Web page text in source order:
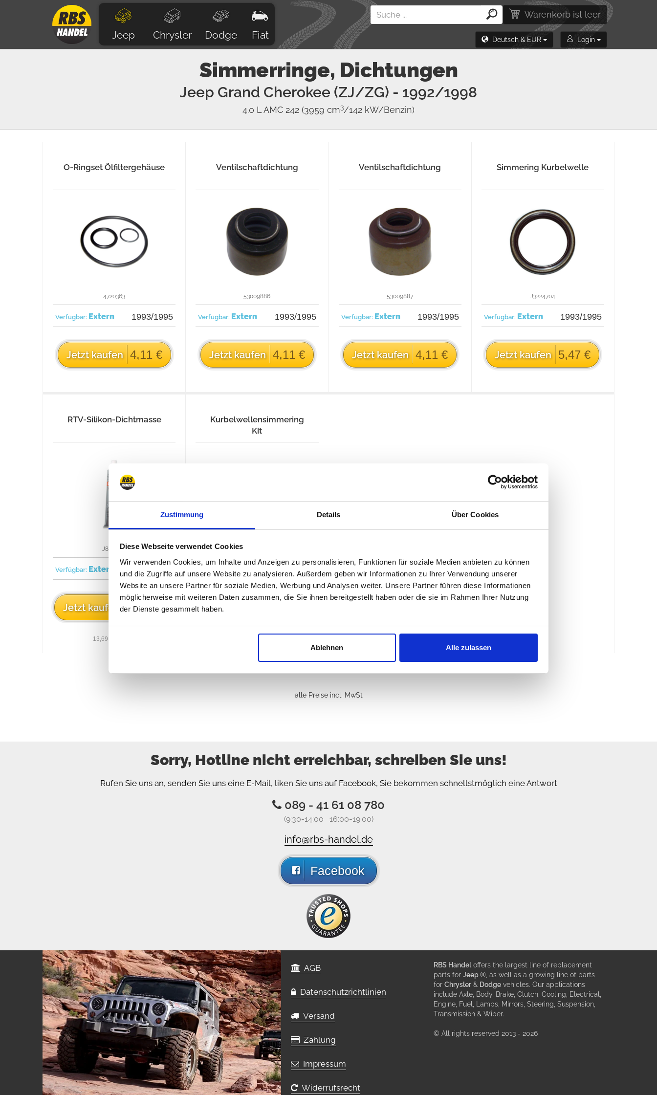
Zustimmung Details Über Cookies
Diese Webseite verwendet Cookies
Wir verwenden Cookies, um Inhalte und Anzeigen zu personalisieren, Funktionen für soziale Medien anbieten zu können
und die Zugriffe auf unsere Website zu analysieren. Außerdem geben wir Informationen zu Ihrer Verwendung unserer
Website an unsere Partner für soziale Medien, Werbung und Analysen weiter. Unsere Partner führen diese Informationen
möglicherweise mit weiteren Daten zusammen, die Sie ihnen bereitgestellt haben oder die sie im Rahmen Ihrer Nutzung
der Dienste gesammelt haben.
Ablehnen Alle zulassen
Jeep Chrysler Dodge Fiat
Warenkorb ist leer
Deutsch & EUR Login
Simmerringe, Dichtungen
Jeep Grand Cherokee (ZJ/ZG) - 1992/1998
4.0 L AMC 242 (3959 cm3/142 kW/Benzin)
O-Ringset Ölfiltergehäuse
4720363
Verfügbar: Extern 1993/1995
Jetzt kaufen 4,11 €
Ventilschaftdichtung
53009886
Verfügbar: Extern 1993/1995
Jetzt kaufen 4,11 €
Ventilschaftdichtung
53009887
Verfügbar: Extern 1993/1995
Jetzt kaufen 4,11 €
Simmering Kurbelwelle
J3224704
Verfügbar: Extern 1993/1995
Jetzt kaufen 5,47 €
RTV-Silikon-Dichtmasse
J8993317
Verfügbar: Extern 1993/1995
Jetzt kaufen 10,95 €
13,69 € / 100 ml
Kurbelwellensimmering
Kit
Verfügbar: Extern 1993/1995
Jetzt kaufen
alle Preise incl. MwSt
Sorry, Hotline nicht erreichbar, schreiben Sie uns!
Rufen Sie uns an, senden Sie uns eine E-Mail, liken Sie uns auf Facebook, Sie bekommen schnellstmöglich eine Antwort
089 - 41 61 08 780
(9:30-14:00 16:00-19:00)
info@rbs-handel.de
Facebook
AGB
Datenschutzrichtlinien
Versand
Zahlung
Impressum
Widerrufsrecht
RBS Handel offers the largest line of replacement
parts for Jeep ® , as well as a growing line of parts
for Chrysler & Dodge vehicles. Our applications
include Axle, Body, Brake, Clutch, Cooling, Electrical,
Engine, Fuel, Lamps, Mirrors, Steering, Suspension,
Transmission & Wiper.
© All rights reserved 2013 - 2026